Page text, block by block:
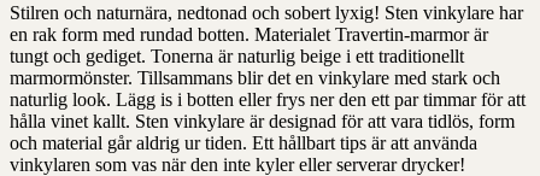
Stilren och naturnära, nedtonad och sobert lyxig! Sten vinkylare har
en rak form med rundad botten. Materialet Travertin-marmor är
tungt och gediget. Tonerna är naturlig beige i ett traditionellt
marmormönster. Tillsammans blir det en vinkylare med stark och
naturlig look. Lägg is i botten eller frys ner den ett par timmar för att
hålla vinet kallt. Sten vinkylare är designad för att vara tidlös, form
och material går aldrig ur tiden. Ett hållbart tips är att använda
vinkylaren som vas när den inte kyler eller serverar drycker!